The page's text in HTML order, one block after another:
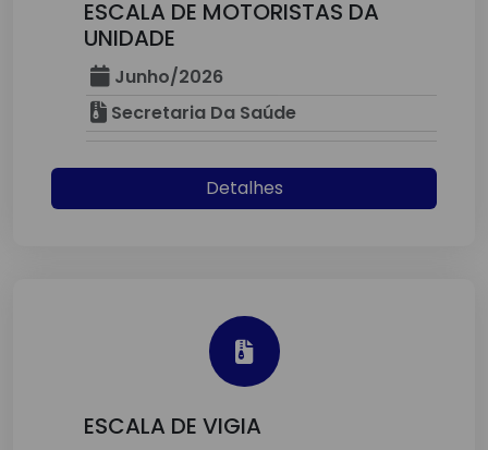
ESCALA DE MOTORISTAS DA
UNIDADE
Junho/2026
Secretaria Da Saúde
Detalhes
ESCALA DE VIGIA